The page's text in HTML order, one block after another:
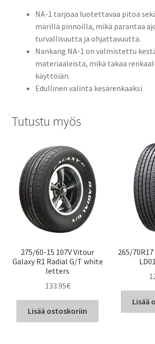
NA-1 tarjoaa luotettavaa pitoa
märillä pinnoilla, mikä parantaa
turvallisuutta ja ohjattavuutta.
Nankang NA-1 on valmistettu
materiaaleista, mikä takaa
käyttöiän.
Edullinen valinta kesärenkaaksi
Tutustu myös
275/60-15 107V Vitour
Galaxy R1 Radial G/T white
letters
133.95€
Lisää ostoskoriin
265/70R17
Lisää